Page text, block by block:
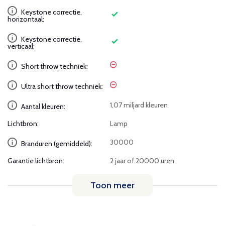
Keystone correctie,
horizontaal:
Keystone correctie,
verticaal:
Short throw techniek:
Ultra short throw techniek:
Aantal kleuren: 1,07 miljard kleuren
Lichtbron: Lamp
Branduren (gemiddeld): 30000
Garantie lichtbron: 2 jaar of 20000 uren
Toon meer